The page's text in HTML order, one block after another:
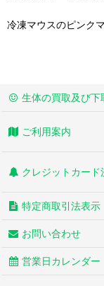
冷凍マウスのピンク
生体の買取及び下
ご利用案内
クレジットカード
特定商取引法表示
お問い合わせ
営業日カレンダー